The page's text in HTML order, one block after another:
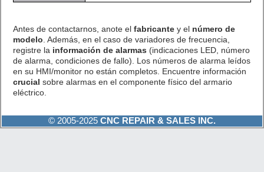
Antes de contactarnos, anote el fabricantey el número de
modelo . Además, en el caso de variadores de frecuencia,
registre la información de alarmas (indicaciones LED, número
de alarma, condiciones de fallo). Los números de alarma leídos
en su HMI/monitor no están completos. Encuentre información
crucial sobre alarmas en el componente físico del armario
eléctrico.
© 2005-2025 CNC REPAIR & SALES INC.